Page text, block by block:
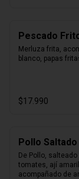
Pescado
Merluza frita,
blanco, papas
$17.990
Pollo
De Pollo,
tomates, ají
acompañado de